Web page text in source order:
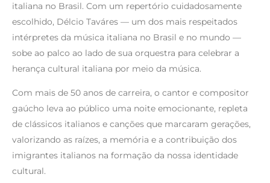
italiana no Brasil. Com um repertório cuidadosamente
escolhido, Délcio Taváres — um dos mais respeitados
intérpretes da música italiana no Brasil e no mundo —
sobe ao palco ao lado de sua orquestra para celebrar a
herança cultural italiana por meio da música.
Com mais de 50 anos de carreira, o cantor e compositor
gaúcho leva ao público uma noite emocionante, repleta
de clássicos italianos e canções que marcaram gerações,
valorizando as raízes, a memória e a contribuição dos
imigrantes italianos na formação da nossa identidade
cultural.